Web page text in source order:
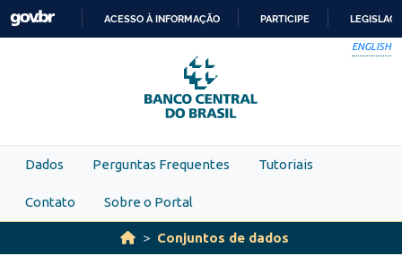
Skip to main content
PARA
O
CONTEÚDO
ACESSO À INFORMAÇÃO PARTICIPE
ENGLISH
Dados Perguntas Frequentes Tutoriais
Contato Sobre o Portal
Conjuntos de dados